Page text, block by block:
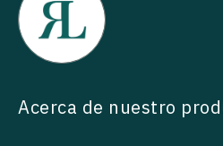
Acerca de nuestro